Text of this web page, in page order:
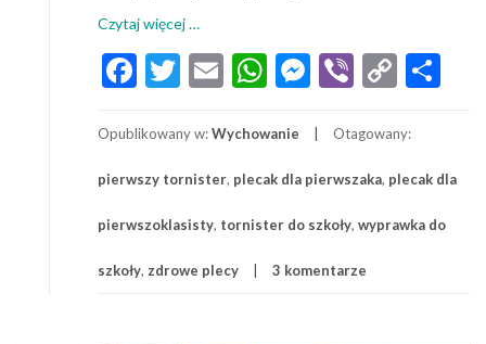
Czytaj więcejo
dla
pierwszoklasisty:
plecak
pierwszaka?
…
Facebook
Twitter
EmailWhatsApp
Messenger
Viber
Copy
Opublikowany w:Wychowanie Otagowany:
pierwszy tornister, plecak dla pierwszaka, plecak dla
pierwszoklasisty, tornister do szkoły, wyprawka do
szkoły, zdrowe plecy 3 komentarze